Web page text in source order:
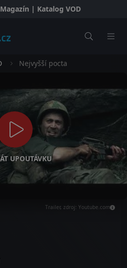
| Katalog VOD
Nejvyšší pocta
UPOUTÁVKU
Trailer, zdroj: Youtube.com